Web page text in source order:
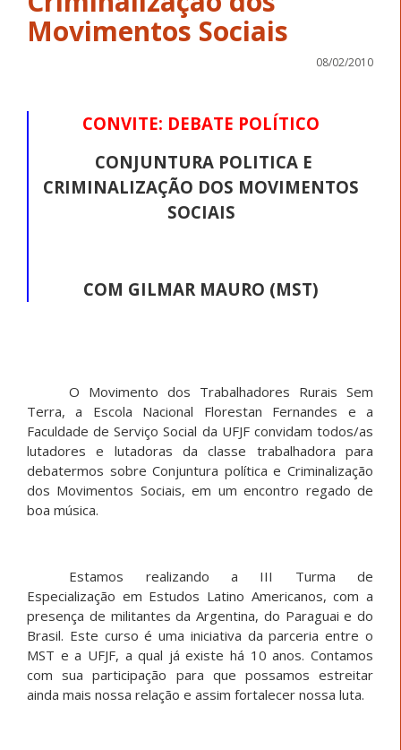
Movimentos Sociais
08/02/2010
CONVITE: DEBATE POLÍTICO
CONJUNTURA POLITICA E
CRIMINALIZAÇÃO DOS MOVIMENTOS
SOCIAIS
COM GILMAR MAURO (MST)
O Movimento dos Trabalhadores Rurais Sem
Terra, a Escola Nacional Florestan Fernandes e a
Faculdade de Serviço Social da UFJF convidam todos/as
lutadores e lutadoras da classe trabalhadora para
debatermos sobre Conjuntura política e Criminalização
dos Movimentos Sociais, em um encontro regado de
boa música.
Estamos realizando a III Turma de
Especialização em Estudos Latino Americanos, com a
presença de militantes da Argentina, do Paraguai e do
Brasil. Este curso é uma iniciativa da parceria entre o
MST e a UFJF, a qual já existe há 10 anos. Contamos
com sua participação para que possamos estreitar
ainda mais nossa relação e assim fortalecer nossa luta.